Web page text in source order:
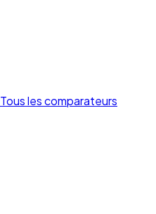
Tous les comparateurs